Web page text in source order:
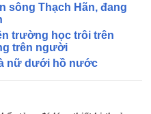
sông Thạch Hãn, đang
trường học trôi trên
trên người
nữ dưới hồ nước